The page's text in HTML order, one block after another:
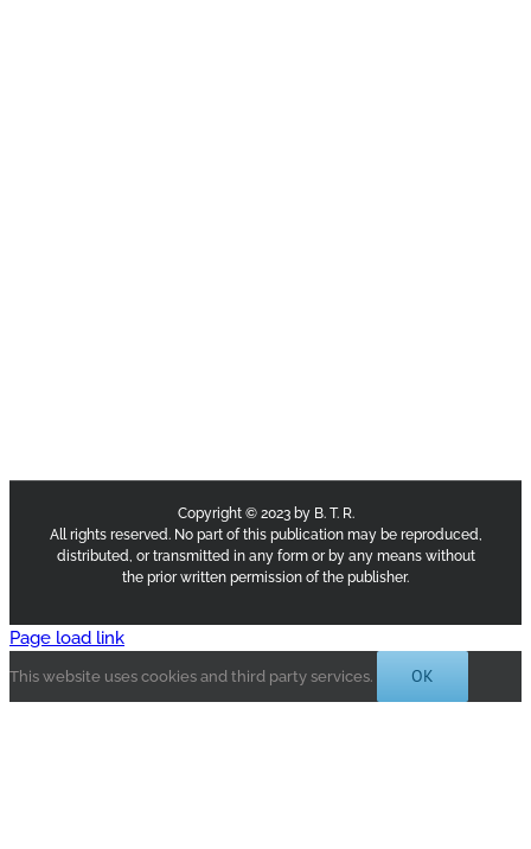
Copyright © 2023 by B. T. R.
All rights reserved. No part of this publication may be reproduced,
distributed, or transmitted in any form or by any means without
the prior written permission of the publisher.
Page load link
This website uses cookies and third party services. OK